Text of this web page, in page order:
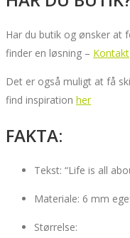
Har du butik og ønsker at
finder en løsning – Kontakt
Det er også muligt at få
find inspiration her
FAKTA:
Tekst: “Life is all
Materiale: 6 mm
Størrelse: